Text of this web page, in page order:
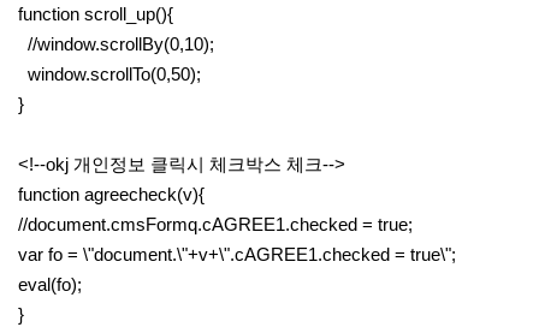
function scroll_up(){
//window.scrollBy(0,10);
window.scrollTo(0,50);
}
<!--okj 개인정보 클릭시 체크박스 체크-->
function agreecheck(v){
//document.cmsFormq.cAGREE1.checked = true;
var fo = \"document.\"+v+\".cAGREE1.checked = true\";
eval(fo);
}